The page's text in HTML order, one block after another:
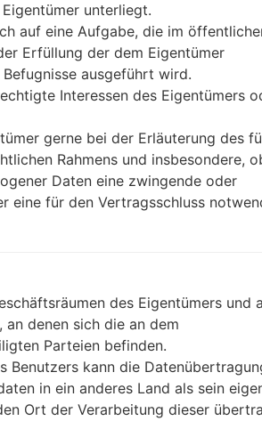
-
GSM/CDMA/HSPA/EVDO/LTE
Anzeige
6.4 Zoll (~83.3% Bildschirm
OLED kapazitiver
1080 x 2340 Pixel (~403
und Tastatur
nicht entfernbar Li-Po 4000
-
Interfaces
-
Ja
3.1, Type-C 1.0
Wi-Fi 802.11 a/b/g/n/ac,
unterliegt.
auf eine Aufgabe, die im
Erfüllung der dem Eigentümer
ausgeführt wird.
Interessen des Eigentümers
gerne bei der Erläuterung des
Rahmens und insbesondere,
Daten eine zwingende oder
eine für den Vertragsschluss
des Eigentümers und
denen sich die an dem
Parteien befinden.
Benutzers kann die
in ein anderes Land als sein
Ort der Verarbeitung dieser